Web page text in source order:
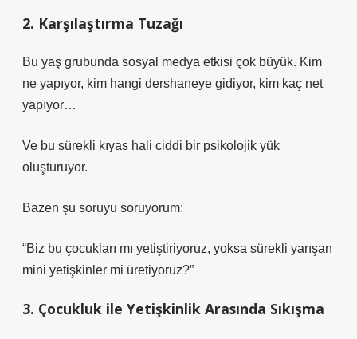
2. Karşılaştırma Tuzağı
Bu yaş grubunda sosyal medya etkisi çok büyük. Kim
ne yapıyor, kim hangi dershaneye gidiyor, kim kaç net
yapıyor…
Ve bu sürekli kıyas hali ciddi bir psikolojik yük
oluşturuyor.
Bazen şu soruyu soruyorum:
“Biz bu çocukları mı yetiştiriyoruz, yoksa sürekli yarışan
mini yetişkinler mi üretiyoruz?”
3. Çocukluk ile Yetişkinlik Arasında Sıkışma